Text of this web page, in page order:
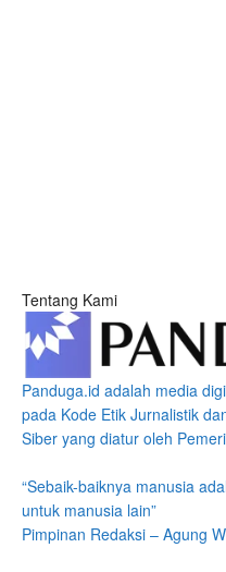
Tentang Kami
Panduga.id adalah media
pada Kode Etik Jurnalistik
Siber yang diatur oleh
“Sebaik-baiknya manusia
untuk manusia lain”
Pimpinan Redaksi – Agung